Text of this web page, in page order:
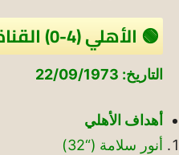
🟢 الأهلي (4-0) القناة
التاريخ: 22/09/1973
أهداف الأهلي
أنور سلامة (“32)